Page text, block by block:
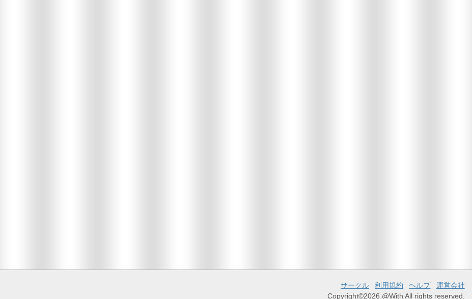
サークル 利用規約 ヘルプ
運営会社
Copyright©2026 @With All rights reserved.